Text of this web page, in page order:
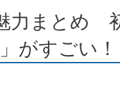
力まとめ
がすごい